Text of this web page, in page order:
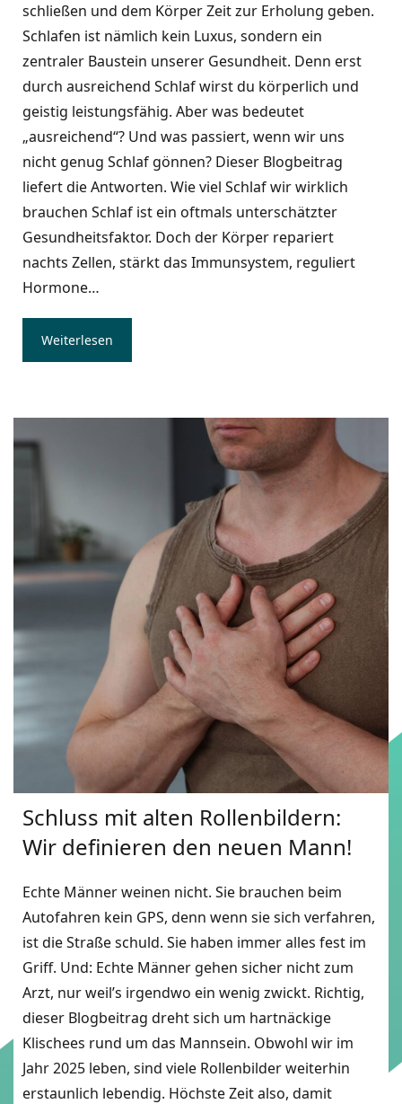
schließen und dem Körper Zeit zur Erholung geben.
Schlafen ist nämlich kein Luxus, sondern ein
zentraler Baustein unserer Gesundheit. Denn erst
durch ausreichend Schlaf wirst du körperlich und
geistig leistungsfähig. Aber was bedeutet
„ausreichend“? Und was passiert, wenn wir uns
nicht genug Schlaf gönnen? Dieser Blogbeitrag
liefert die Antworten. Wie viel Schlaf wir wirklich
brauchen Schlaf ist ein oftmals unterschätzter
Gesundheitsfaktor. Doch der Körper repariert
nachts Zellen, stärkt das Immunsystem, reguliert
Hormone…
Weiterlesen
Schluss mit alten Rollenbildern:
Wir definieren den neuen Mann!
Echte Männer weinen nicht. Sie brauchen beim
Autofahren kein GPS, denn wenn sie sich verfahren,
ist die Straße schuld. Sie haben immer alles fest im
Griff. Und: Echte Männer gehen sicher nicht zum
Arzt, nur weil’s irgendwo ein wenig zwickt. Richtig,
dieser Blogbeitrag dreht sich um hartnäckige
Klischees rund um das Mannsein. Obwohl wir im
Jahr 2025 leben, sind viele Rollenbilder weiterhin
erstaunlich lebendig. Höchste Zeit also, damit